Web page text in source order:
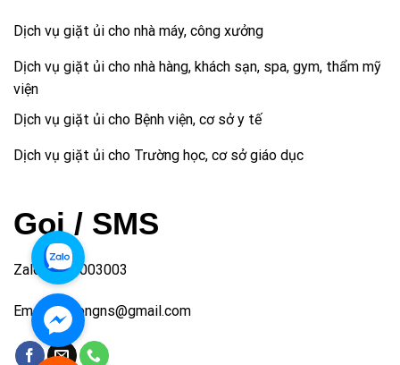
Dịch vụ giặt ủi cho nhà máy, công xưởng
Dịch vụ giặt ủi cho nhà hàng, khách sạn, spa, gym, thẩm mỹ
viện
Dịch vụ giặt ủi cho Bệnh viện, cơ sở y tế
Dịch vụ giặt ủi cho Trường học, cơ sở giáo dục
Gọi / SMS
Zalo: 0827003003
Email: bmlongns@gmail.com